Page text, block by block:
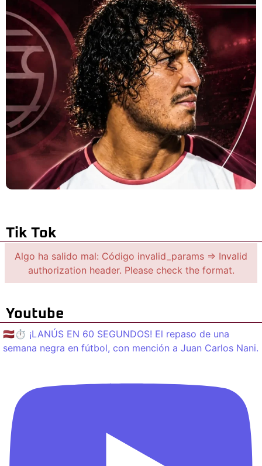
Tik Tok
Algo ha salido mal: Código invalid_params => Invalid
authorization header. Please check the format.
Youtube
🇱🇻⏱️ ¡LANÚS EN 60 SEGUNDOS! El repaso de una
semana negra en fútbol, con mención a Juan Carlos Nani.